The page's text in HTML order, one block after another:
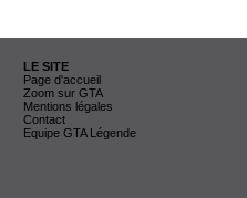
LE SITE
Page d'accueil
Zoom sur GTA
Mentions légales
Contact
Equipe GTA Légende